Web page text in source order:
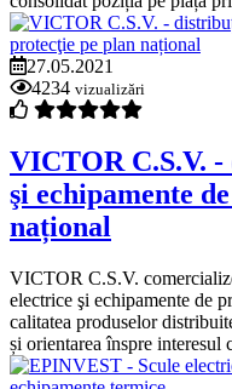
27.05.2021
4234 vizualizări
VICTOR C.S.V.
şi echipamente
național
VICTOR C.S.V.
electrice şi echipamente de
calitatea produselor
și orientarea înspre interesul